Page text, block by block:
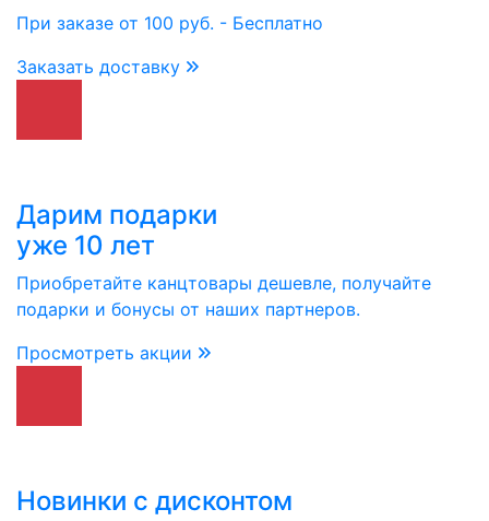
При заказе от 100 руб. - Бесплатно
Заказать доставку
Дарим подарки
уже 10 лет
Приобретайте канцтовары дешевле, получайте
подарки и бонусы от наших партнеров.
Просмотреть акции
Новинки с дисконтом